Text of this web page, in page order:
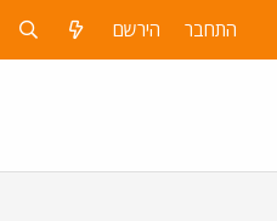
התחבר הירשם